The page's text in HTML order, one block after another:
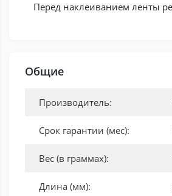
Перед наклеиванием ленты
Общие
Производитель:
Срок гарантии (мес):
Вес (в граммах):
Длина (мм):